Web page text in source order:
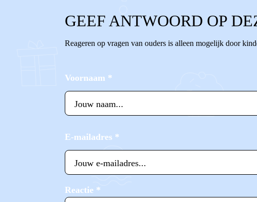
GEEF ANTWOORD OP
Reageren op vragen van ouders is alleen mogelijk door
Voornaam *
E-mailadres *
Reactie *